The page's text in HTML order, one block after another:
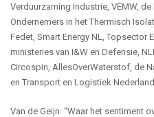
Verduurzaming Industrie, VEMW,
Ondernemers in het Thermisch
Fedet, Smart Energy NL, Topsector
ministeries van I&W en Defensie,
Circospin, AllesOverWaterstof, de
en Transport en Logistiek
Van de Geijn: “Waar het sentiment